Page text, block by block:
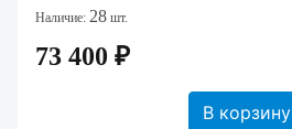
Наличие: 28 шт.
73 400 ₽
В корзину